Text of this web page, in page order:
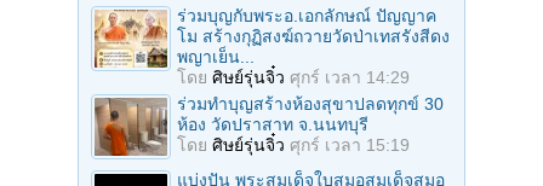
ร่วมบุญกับพระอ.เอกลักษณ์ ปัญญาค
โม สร้างกุฏิสงฆ์ถวายวัดป่าเทสรังสีดง
พญาเย็น...
โดย ศิษย์รุ่นจิ๋ว ศุกร์ เวลา 14:29
ร่วมทําบุญสร้างห้องสุขาปลดทุกข์ 30
ห้อง วัดปราสาท จ.นนทบุรี
โดย ศิษย์รุ่นจิ๋ว ศุกร์ เวลา 15:19
แบ่งปัน พระสมเด็จใบสมอสมเด็จสมอ